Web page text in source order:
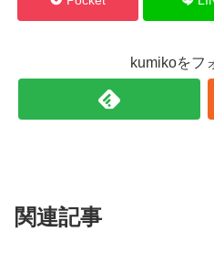
kumikoをフ
関連記事